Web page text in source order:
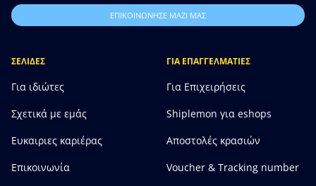
ΕΠΙΚΟΙΝΩΝΗΣΕ ΜΑΖΙ ΜΑΣ
ΣΕΛΙΔΕΣ
Για ιδιώτες
Σχετικά με εμάς
Ευκαιριες καριέρας
Επικοινωνία
ΓΙΑ ΕΠΑΓΓΕΛΜΑΤΙΕΣ
Για Επιχειρήσεις
Shiplemon για eshops
Αποστολές κρασιών
Voucher & Tracking number